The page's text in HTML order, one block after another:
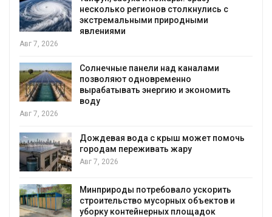
несколько регионов столкнулись с
экстремальными природными
явлениями
Авг 7, 2026
Солнечные панели над каналами
позволяют одновременно
вырабатывать энергию и экономить
воду
Авг 7, 2026
Дождевая вода с крыш может помочь
городам переживать жару
Авг 7, 2026
Минприроды потребовало ускорить
строительство мусорных объектов и
уборку контейнерных площадок